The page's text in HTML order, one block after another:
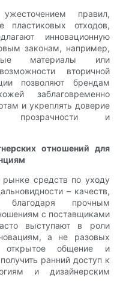
правил,
пластиковых отходов,
инновационную
законам, например,
материалы или
вторичной
позволяют брендам
заблаговременно
и укреплять доверие
прозрачности и
отношений для
средств по уходу
– качеств,
прочным
с поставщиками
выступают в роли
а не разовых
открытое общение и
ранний доступ к
и дизайнерским